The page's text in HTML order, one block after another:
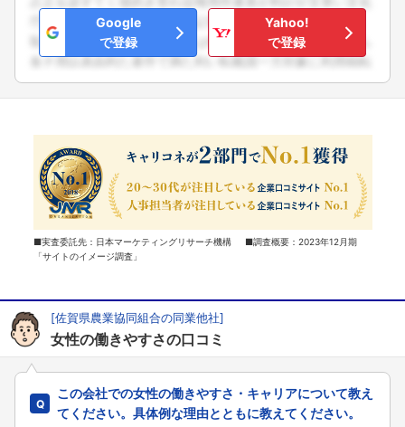
Google
で登録
Yahoo!
で登録
■実査委託先：日本マーケティングリサーチ機構 ■調査概要：2023年12月期
「サイトのイメージ調査」
[佐賀県農業協同組合の同業他社]
女性の働きやすさの口コミ
この会社での女性の働きやすさ・キャリアについて教え
てください。具体例な理由とともに教えてください。